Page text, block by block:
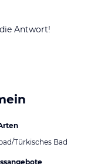
Antwort!
Türkisches Bad